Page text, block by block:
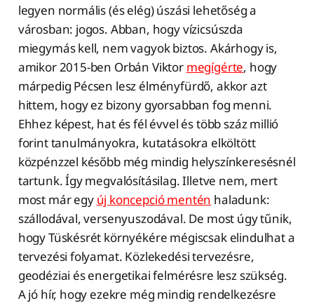
legyen normális (és elég) úszási lehetőség a
városban: jogos. Abban, hogy vízicsúszda
miegymás kell, nem vagyok biztos. Akárhogy is,
amikor 2015-ben Orbán Viktor megígérte, hogy
márpedig Pécsen lesz élményfürdő, akkor azt
hittem, hogy ez bizony gyorsabban fog menni.
Ehhez képest, hat és fél évvel és több száz millió
forint tanulmányokra, kutatásokra elköltött
közpénzzel később még mindig helyszínkeresésnél
tartunk. Így megvalósításilag. Illetve nem, mert
most már egy új koncepció mentén haladunk:
szállodával, versenyuszodával. De most úgy tűnik,
hogy Tüskésrét környékére mégiscsak elindulhat a
tervezési folyamat. Közlekedési tervezésre,
geodéziai és energetikai felmérésre lesz szükség.
A jó hír, hogy ezekre még mindig rendelkezésre